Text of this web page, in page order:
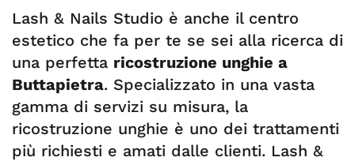
Lash & Nails Studio è anche il centro
estetico che fa per te se sei alla ricerca di
una perfetta ricostruzione unghie a
Buttapietra. Specializzato in una vasta
gamma di servizi su misura, la
ricostruzione unghie è uno dei trattamenti
più richiesti e amati dalle clienti. Lash &